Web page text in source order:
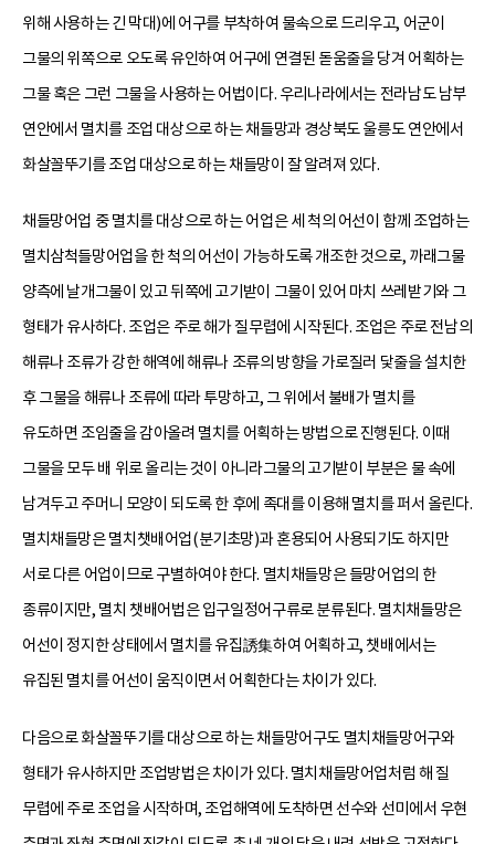
위해 사용하는 긴 막대)에 어구를 부착하여 물속으로 드리우고, 어군이
그물의 위쪽으로 오도록 유인하여 어구에 연결된 돋움줄을 당겨 어획하는
그물 혹은 그런 그물을 사용하는 어법이다. 우리나라에서는 전라남도 남부
연안에서 멸치를 조업 대상으로 하는 채들망과 경상북도 울릉도 연안에서
화살꼴뚜기를 조업 대상으로 하는 채들망이 잘 알려져 있다.
채들망어업 중 멸치를 대상으로 하는 어업은 세 척의 어선이 함께 조업하는
멸치삼척들망어업을 한 척의 어선이 가능하도록 개조한 것으로, 까래그물
양측에 날개그물이 있고 뒤쪽에 고기받이 그물이 있어 마치 쓰레받기와 그
형태가 유사하다. 조업은 주로 해가 질무렵에 시작된다. 조업은 주로 전남의
해류나 조류가 강한 해역에 해류나 조류의 방향을 가로질러 닻줄을 설치한
후 그물을 해류나 조류에 따라 투망하고, 그 위에서 불배가 멸치를
유도하면 조임줄을 감아올려 멸치를 어획하는 방법으로 진행된다. 이때
그물을 모두 배 위로 올리는 것이 아니라그물의 고기받이 부분은 물 속에
남겨두고 주머니 모양이 되도록 한 후에 족대를 이용해 멸치를 퍼서 올린다.
멸치채들망은 멸치챗배어업(분기초망)과 혼용되어 사용되기도 하지만
서로 다른 어업이므로 구별하여야 한다. 멸치채들망은 들망어업의 한
종류이지만, 멸치 챗배어법은 입구일정어구류로 분류된다. 멸치채들망은
어선이 정지한 상태에서 멸치를 유집誘集하여 어획하고, 챗배에서는
유집된 멸치를 어선이 움직이면서 어획한다는 차이가 있다.
다음으로 화살꼴뚜기를 대상으로 하는 채들망어구도 멸치채들망어구와
형태가 유사하지만 조업방법은 차이가 있다. 멸치채들망어업처럼 해 질
무렵에 주로 조업을 시작하며, 조업해역에 도착하면 선수와 선미에서 우현